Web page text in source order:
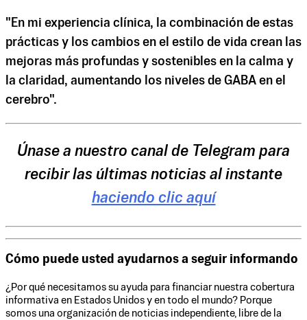
"En mi experiencia clínica, la combinación de estas
prácticas y los cambios en el estilo de vida crean las
mejoras más profundas y sostenibles en la calma y
la claridad, aumentando los niveles de GABA en el
cerebro".
Únase a nuestro canal de Telegram para
recibir las últimas noticias al instante
haciendo clic aquí
Cómo puede usted ayudarnos a seguir informando
¿Por qué necesitamos su ayuda para financiar nuestra cobertura
informativa en Estados Unidos y en todo el mundo? Porque
somos una organización de noticias independiente, libre de la